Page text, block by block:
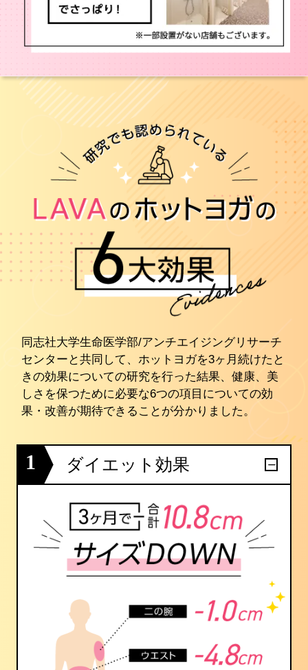
同志社大学生命医学部/アンチエイジングリサーチ
センターと共同して、ホットヨガを3ヶ月続けたと
きの効果についての研究を行った結果、健康、美
しさを保つために必要な6つの項目についての効
果・改善が期待できることが分かりました。
1 ダイエット効果